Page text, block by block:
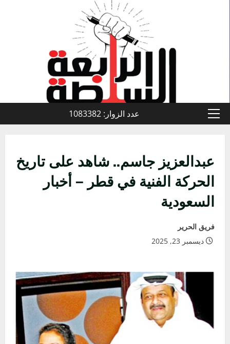
القائمة
عدد الزوار: 1083382
عبدالعزيز جاسم.. شاهد على تاريخ
الحركة الفنية في قطر – أخبار
السعودية
فريق الحرير
ديسمبر 23, 2025